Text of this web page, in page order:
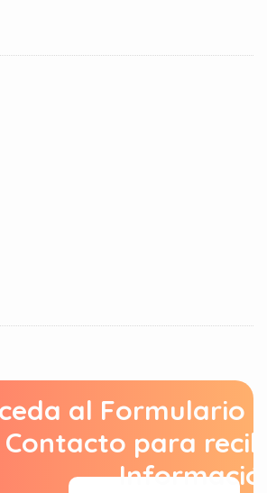
al Formulario
Contacto para